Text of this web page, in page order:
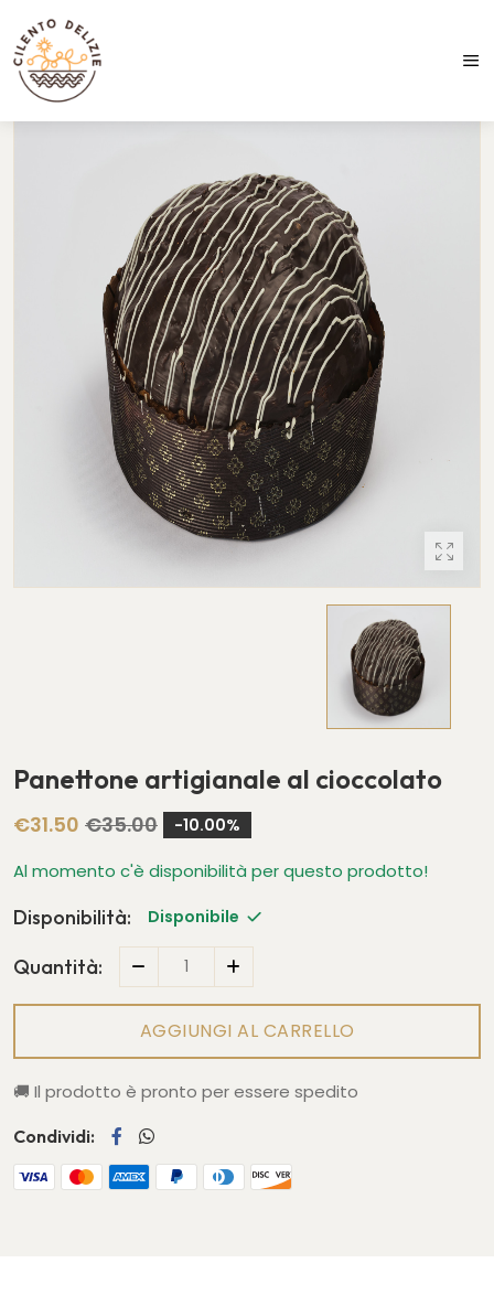
Spedizioni in 24/48 ore
Panettone artigianale al cioccolato
€31.50 €35.00 10.00
Al momento c'è disponibilità per questo prodotto!
Disponibilità: Disponibile
Quantità:
AGGIUNGI AL CARRELLO
🚚 Il prodotto è pronto per essere spedito
Condividi: